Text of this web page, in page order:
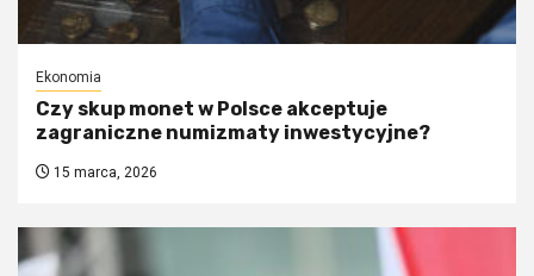
Ekonomia
Czy skup monet w Polsce akceptuje
zagraniczne numizmaty inwestycyjne?
15 marca, 2026